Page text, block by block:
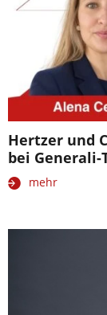
Hertzer und
bei Generali-
mehr